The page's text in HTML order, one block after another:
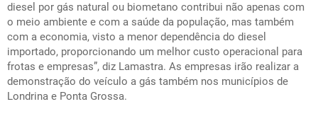
diesel por gás natural ou biometano contribui não apenas com
o meio ambiente e com a saúde da população, mas também
com a economia, visto a menor dependência do diesel
importado, proporcionando um melhor custo operacional para
frotas e empresas”, diz Lamastra. As empresas irão realizar a
demonstração do veículo a gás também nos municípios de
Londrina e Ponta Grossa.